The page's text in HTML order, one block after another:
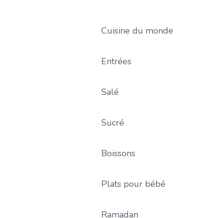
Cuisine du monde
Entrées
Salé
Sucré
Boissons
Plats pour bébé
Ramadan